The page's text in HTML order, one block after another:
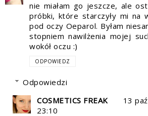
nie miałam go jeszcze, ale
próbki, które starczyły mi na
pod oczy Oeparol. Byłam
stopniem nawilżenia mojej
wokół oczu :)
ODPOWIEDZ
Odpowiedzi
COSMETICS FREAK
13
23:10